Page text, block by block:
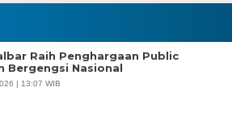
Raih Penghargaan Public
Bergengsi Nasional
| 13:07 WIB